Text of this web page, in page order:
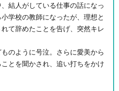
結人がしている仕事の話になっ
学校の教師になったが、理想と
て辞めたことを告げ、突然キレ
のように号泣。さらに愛美から
とを聞かされ、追い打ちをかけ